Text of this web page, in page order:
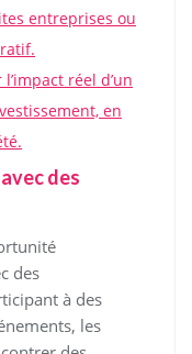
entreprises ou
réel d’un
en
des
des
à des
les